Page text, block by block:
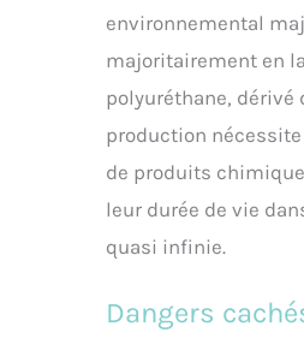
environnemental
majoritairement en
polyuréthane, dérivé
production
de produits
leur durée de vie
quasi infinie.
Dangers